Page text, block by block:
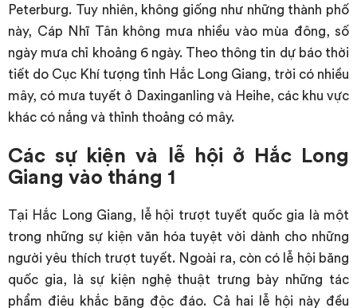
Peterburg. Tuy nhiên, không giống như những thành phố
này, Cáp Nhĩ Tân không mưa nhiều vào mùa đông, số
ngày mưa chỉ khoảng 6 ngày. Theo thông tin dự báo thời
tiết do Cục Khí tượng tỉnh Hắc Long Giang, trời có nhiều
mây, có mưa tuyết ở Daxinganling và Heihe, các khu vực
khác có nắng và thỉnh thoảng có mây.
Các sự kiện và lễ hội ở Hắc Long
Giang vào tháng 1
Tại Hắc Long Giang, lễ hội trượt tuyết quốc gia là một
trong những sự kiện văn hóa tuyệt vời dành cho những
người yêu thích trượt tuyết. Ngoài ra, còn có lễ hội băng
quốc gia, là sự kiện nghệ thuật trưng bày những tác
phẩm điêu khắc băng độc đáo. Cả hai lễ hội này đều